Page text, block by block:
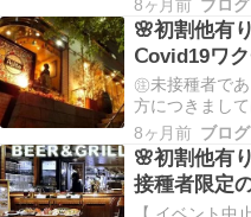
事は全てが、
信じて祈願し
楽しんでいた
策も楽しんで
8ヶ月前
🌸初割他有
Ⅽovid19ワ
種新割引有
ン レストラ
会人サーク
㊟未接種者で
方につきまし
す。 【 食事会
Ⅽovid19ワクチ
す！ 六本木で
内の雰囲気・
と思います。
8ヶ月前
🌸初割他有
接種者限定
京のイタリ
【 イベント中